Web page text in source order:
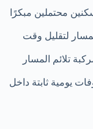
محتملين مبكرًا
لتقليل وقت
تلائم المسار
يومية ثابتة داخل